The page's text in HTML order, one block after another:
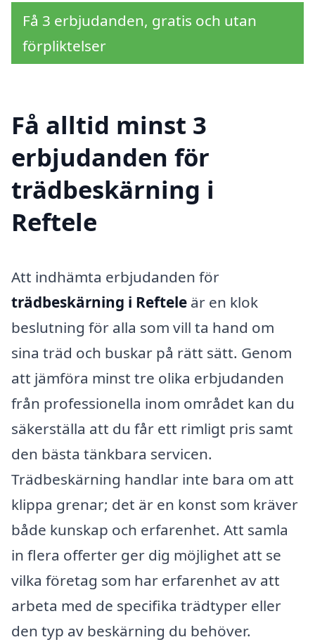
Få 3 erbjudanden, gratis och utan
förpliktelser
Få alltid minst 3
erbjudanden för
trädbeskärning i
Reftele
Att indhämta erbjudanden för
trädbeskärning i Reftele är en klok
beslutning för alla som vill ta hand om
sina träd och buskar på rätt sätt. Genom
att jämföra minst tre olika erbjudanden
från professionella inom området kan du
säkerställa att du får ett rimligt pris samt
den bästa tänkbara servicen.
Trädbeskärning handlar inte bara om att
klippa grenar; det är en konst som kräver
både kunskap och erfarenhet. Att samla
in flera offerter ger dig möjlighet att se
vilka företag som har erfarenhet av att
arbeta med de specifika trädtyper eller
den typ av beskärning du behöver.